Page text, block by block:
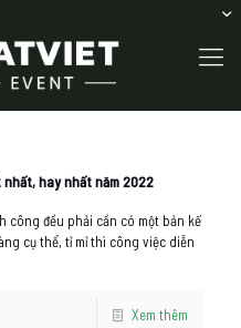
nhất, hay nhất năm 2022
công đều phải cần có một bản kế
cụ thể, tỉ mỉ thì công việc diễn
Xem thêm